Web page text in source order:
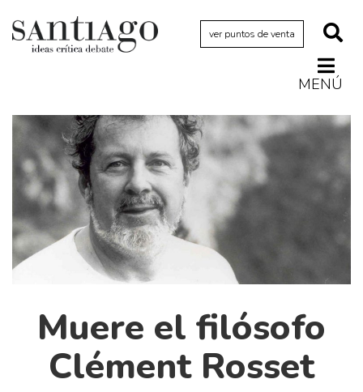
ver puntos de venta
MENÚ
Actualidad
Archivo Cenfoto-UDP
Arquetipos de situación
Artes visuales
Ciencia
Cine y televisión
Críticas
Cultura
Muere el filósofo
Clément Rosset